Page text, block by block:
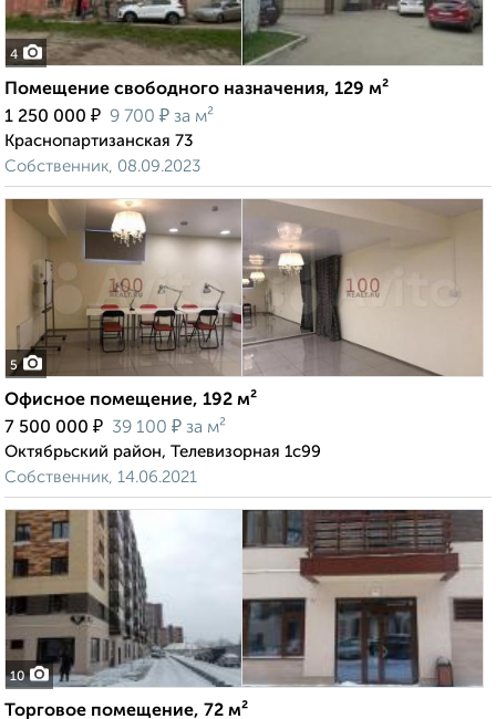
4
Помещение свободного назначения, 129 м²
1 250 000 ₽ 9 700 ₽ за м²
Краснопартизанская 73
Собственник, 08.09.2023
5
Офисное помещение, 192 м²
7 500 000 ₽ 39 100 ₽ за м²
Октябрьский район, Телевизорная 1с99
Собственник, 14.06.2021
10
Торговое помещение, 72 м²